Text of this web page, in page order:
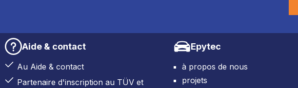
Aide & contact
Au Aide & contact
Partenaire d'inscription au TÜV et
Epytec
à propos de nous
projets